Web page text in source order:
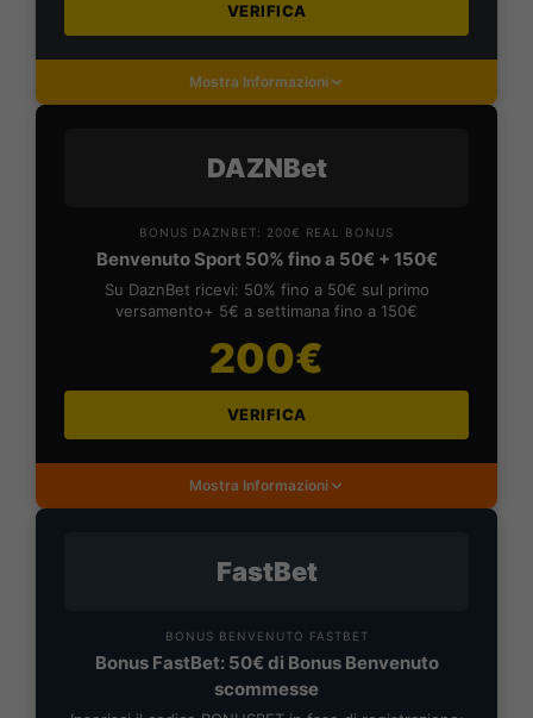
VERIFICA
Mostra Informazioni
DAZNBet
BONUS DAZNBET: 200€ REAL BONUS
Benvenuto Sport 50% fino a 50€ + 150€
Su DaznBet ricevi: 50% fino a 50€ sul primo
versamento+ 5€ a settimana fino a 150€
200€
VERIFICA
Mostra Informazioni
FastBet
BONUS BENVENUTO FASTBET
Bonus FastBet: 50€ di Bonus Benvenuto
scommesse